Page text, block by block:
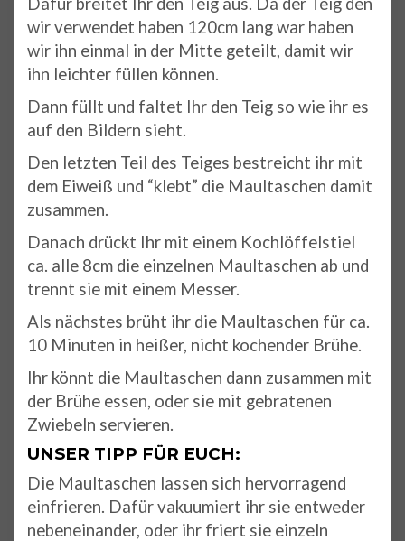
wir verwendet haben 120cm lang war haben
wir ihn einmal in der Mitte geteilt, damit wir
ihn leichter füllen können.
Dann füllt und faltet Ihr den Teig so wie ihr es
auf den Bildern sieht.
Den letzten Teil des Teiges bestreicht ihr mit
dem Eiweiß und “klebt” die Maultaschen damit
zusammen.
Danach drückt Ihr mit einem Kochlöffelstiel
ca. alle 8cm die einzelnen Maultaschen ab und
trennt sie mit einem Messer.
Als nächstes brüht ihr die Maultaschen für ca.
10 Minuten in heißer, nicht kochender Brühe.
Ihr könnt die Maultaschen dann zusammen mit
der Brühe essen, oder sie mit gebratenen
Zwiebeln servieren.
UNSER TIPP FÜR EUCH:
Die Maultaschen lassen sich hervorragend
einfrieren. Dafür vakuumiert ihr sie entweder
nebeneinander, oder ihr friert sie einzeln